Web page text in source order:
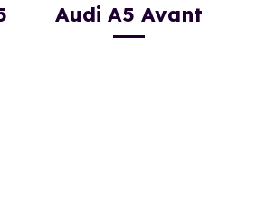
Audi A5 Avant